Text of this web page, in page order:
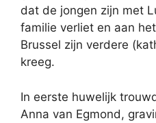
dat de jongen zijn met
familie verliet en aan
Brussel zijn verdere
kreeg.
In eerste huwelijk
Anna van Egmond,